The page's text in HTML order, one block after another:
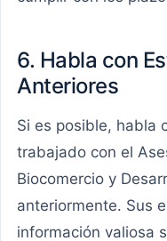
6. Habla con
Anteriores
Si es posible, habla
trabajado con el
Biocomercio y
anteriormente. Sus
información valiosa